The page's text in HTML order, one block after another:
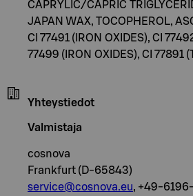
CAPRYLIC/CAPRIC
JAPAN WAX, TOCOPHEROL,
CI 77491 (IRON OXIDES), CI
77499 (IRON OXIDES), CI 77891
Yhteystiedot
Valmistaja
cosnova
Frankfurt (D-65843)
service@cosnova.eu, +49-